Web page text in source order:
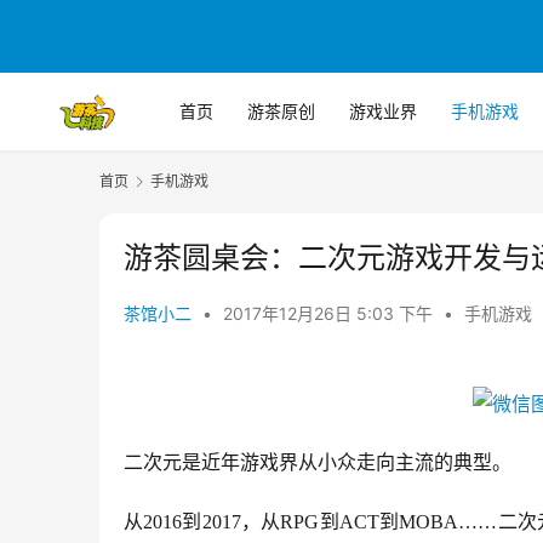
首页 游茶原创 游戏业界 手机游戏
首页 手机游戏
游茶圆桌会：二次元游戏开发与
茶馆小二 • 2017年12月26日 5:03 下午 • 手机游戏
二次元是近年游戏界从小众走向主流的典型。
从2016到2017，从RPG到ACT到MOBA……二